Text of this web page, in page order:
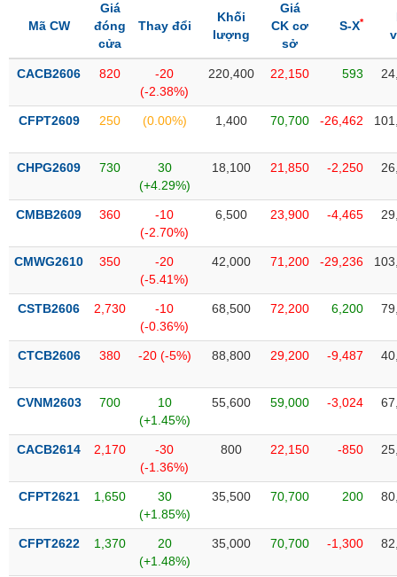
quan
dịch
chính
tích
thuật
sơ
doanh
Tin
Tâm
thị
trường
Mã CW
Giá
đóng
cửa
Thay đổi
Khối
lượng
Giá
CK cơ
sở
S-X*
CACB2606 820
-20
(-2.38%)
220,400 22,150 593
CFPT2609 250 (0.00%) 1,400 70,700 -26,462
CHPG2609 730
30
(+4.29%)
18,100 21,850 -2,250
CMBB2609 360
-10
(-2.70%)
6,500 23,900 -4,465
CMWG2610 350
-20
(-5.41%)
42,000 71,200 -29,236
CSTB2606 2,730
-10
(-0.36%)
68,500 72,200 6,200
CTCB2606 380 -20 (-5%) 88,800 29,200 -9,487
CVNM2603 700
10
(+1.45%)
55,600 59,000 -3,024
CACB2614 2,170
-30
(-1.36%)
800 22,150 -850
CFPT2621 1,650
30
(+1.85%)
35,500 70,700 200
CFPT2622 1,370
20
(+1.48%)
35,000 70,700 -1,300
SECTOR
NĂNG
VẬT
CÔNG
DÙNG
THIẾT
YẾU